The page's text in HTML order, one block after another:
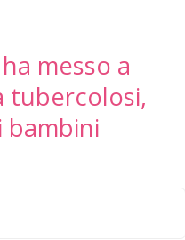
messo a
tubercolosi,
bambini